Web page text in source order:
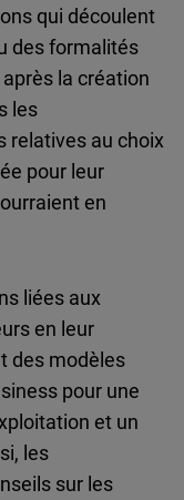
qui découlent
des formalités
la création
les
relatives au choix
pour leur
en
liées aux
en leur
des modèles
pour une
et un
les
sur les